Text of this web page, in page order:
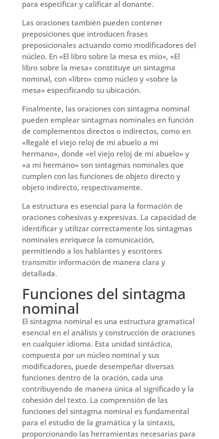
para especificar y calificar al donante.
Las oraciones también pueden contener
preposiciones que introducen frases
preposicionales actuando como modificadores del
núcleo. En «El libro sobre la mesa es mío», «El
libro sobre la mesa» constituye un sintagma
nominal, con «libro» como núcleo y «sobre la
mesa» especificando su ubicación.
Finalmente, las oraciones con sintagma nominal
pueden emplear sintagmas nominales en función
de complementos directos o indirectos, como en
«Regalé el viejo reloj de mi abuelo a mi
hermano», donde «el viejo reloj de mi abuelo» y
«a mi hermano» son sintagmas nominales que
cumplen con las funciones de objeto directo y
objeto indirecto, respectivamente.
La estructura es esencial para la formación de
oraciones cohesivas y expresivas. La capacidad de
identificar y utilizar correctamente los sintagmas
nominales enriquece la comunicación,
permitiendo a los hablantes y escritores
transmitir información de manera clara y
detallada.
Funciones del sintagma
nominal
El sintagma nominal es una estructura gramatical
esencial en el análisis y construcción de oraciones
en cualquier idioma. Esta unidad sintáctica,
compuesta por un núcleo nominal y sus
modificadores, puede desempeñar diversas
funciones dentro de la oración, cada una
contribuyendo de manera única al significado y la
cohesión del texto. La comprensión de las
funciones del sintagma nominal es fundamental
para el estudio de la gramática y la sintaxis,
proporcionando las herramientas necesarias para